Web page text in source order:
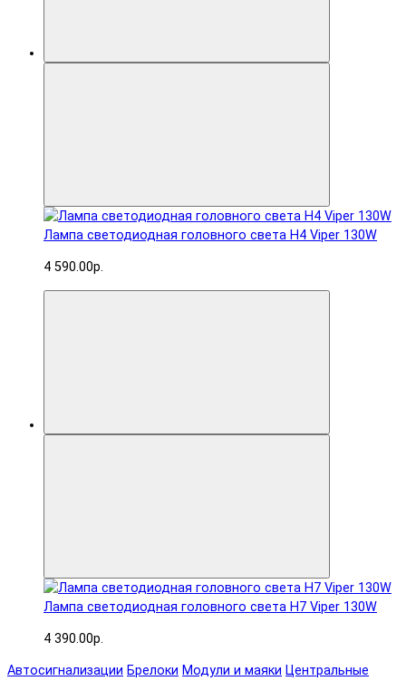
Лампа светодиодная головного света H4 Viper 130W
4 590.00р.
Лампа светодиодная головного света H7 Viper 130W
4 390.00р.
Автосигнализации Брелоки Модули и маяки Центральные